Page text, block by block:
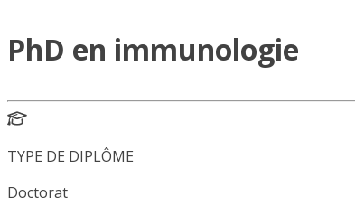
PhD en immunologie
TYPE DE DIPLÔME
Doctorat